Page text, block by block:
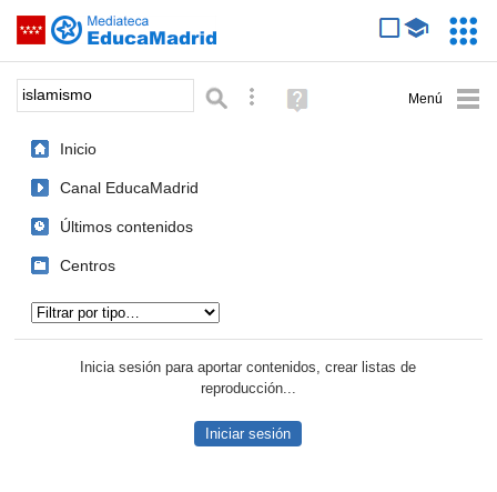
Saltar navegación
Palabra o frase: Búsqueda avanzada
Ayuda
(en
Inicio
Canal EducaMadrid
Últimos contenidos
Centros
Inicia sesión para aportar contenidos, crear listas de
reproducción...
Iniciar sesión